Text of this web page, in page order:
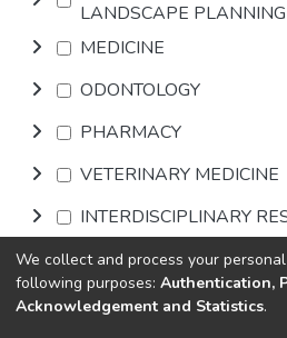
LANDSCAPE PLANNING
MEDICINE
ODONTOLOGY
PHARMACY
VETERINARY MEDICINE
INTERDISCIPLINARY
Browse
We collect and process your
following purposes: Authentication,
Acknowledgement and Statistics.